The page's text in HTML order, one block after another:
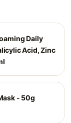
Daily
Acid, Zinc
- 50g